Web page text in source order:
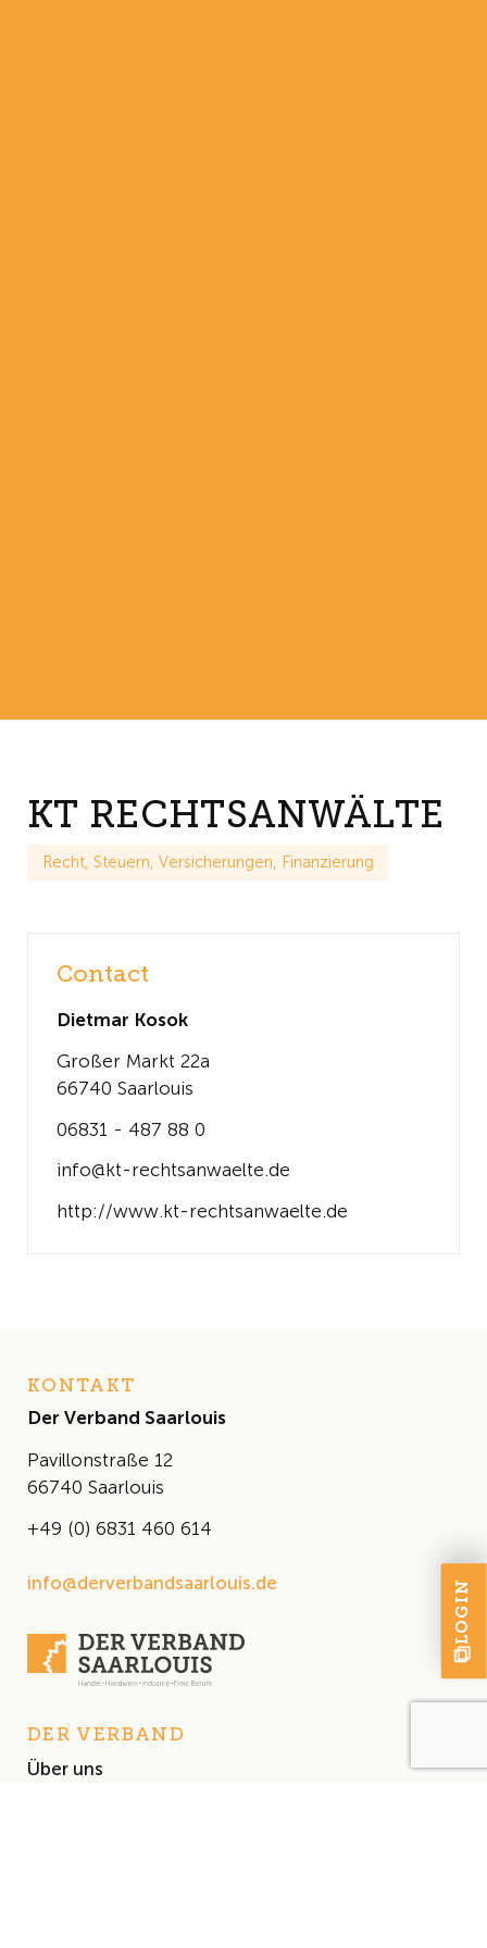
KT RECHTSANWÄLTE
Recht, Steuern, Versicherungen, Finanzierung
Contact
Dietmar Kosok
Großer Markt 22a
66740 Saarlouis
06831 - 487 88 0
info@kt-rechtsanwaelte.de
http://www.kt-rechtsanwaelte.de
KONTAKT
Der Verband Saarlouis
Pavillonstraße 12
66740 Saarlouis
+49 (0) 6831 460 614
info@derverbandsaarlouis.de
DER VERBAND
Über uns
LOGIN